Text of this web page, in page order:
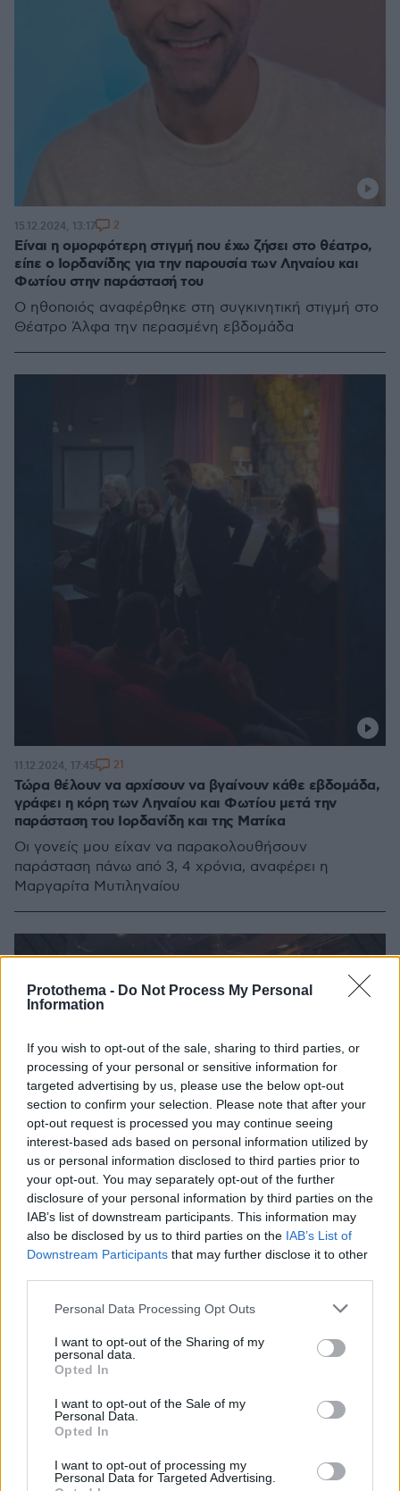
Protothema - Do Not Process My Personal
Information
If you wish to opt-out of the sale, sharing to third parties, or
processing of your personal or sensitive information for
targeted advertising by us, please use the below opt-out
section to confirm your selection. Please note that after your
opt-out request is processed you may continue seeing
interest-based ads based on personal information utilized by
us or personal information disclosed to third parties prior to
your opt-out. You may separately opt-out of the further
disclosure of your personal information by third parties on the
IAB’s list of downstream participants. This information may
also be disclosed by us to third parties on the IAB’s List of
Downstream Participants that may further disclose it to other
Please note that this website/app uses one or more Google
not limited to your visit or usage behaviour. You may click to
grant or deny consent to Google and its third-party tags to
use your data for below specified purposes in below Google
consent section.
Personal Data Processing Opt Outs
I want to opt-out of the Sharing of my
personal data.
Opted In
I want to opt-out of the Sale of my
Personal Data.
Opted In
I want to opt-out of processing my
Personal Data for Targeted Advertising.
Είναι η ομορφότερη στιγμή που έχω ζήσει στο θέατρο,
είπε ο Ιορδανίδης για την παρουσία των Ληναίου και
Φωτίου στην παράστασή του
Ο ηθοποιός αναφέρθηκε στη συγκινητική στιγμή στο
Θέατρο Άλφα την περασμένη εβδομάδα
15.12.2024, 13:17 2
Τώρα θέλουν να αρχίσουν να βγαίνουν κάθε εβδομάδα,
γράφει η κόρη των Ληναίου και Φωτίου μετά την
παράσταση του Ιορδανίδη και της Ματίκα
Οι γονείς μου είχαν να παρακολουθήσουν
παράσταση πάνω από 3, 4 χρόνια, αναφέρει η
Μαργαρίτα Μυτιληναίου
11.12.2024, 17:45 21
Συγκινητικές στιγμές στο Θέατρο Άλφα: Τα τρυφερά
λόγια του Ιορδανίδη για τους Ληναίο και Φωτίου -
Έκλαιγε η Ματίκα
Όταν δύο θεατρικές γενιές συναντήθηκαν στο
θέατρο Άλφα - Δείτε το βίντεο